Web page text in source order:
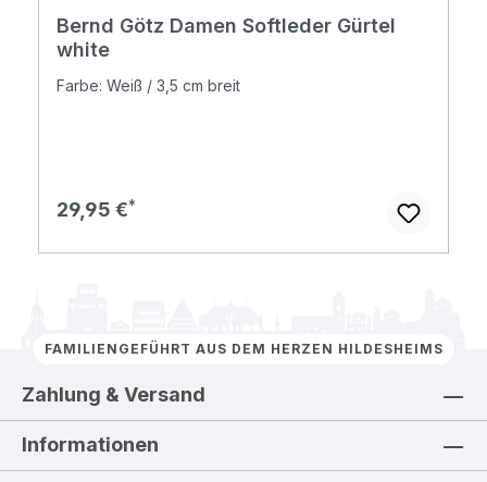
Bernd Götz Damen Softleder Gürtel
white
Farbe: Weiß / 3,5 cm breit
Regulärer Preis:
29,95 €
FAMILIENGEFÜHRT AUS DEM HERZEN HILDESHEIMS
Zahlung & Versand
Informationen